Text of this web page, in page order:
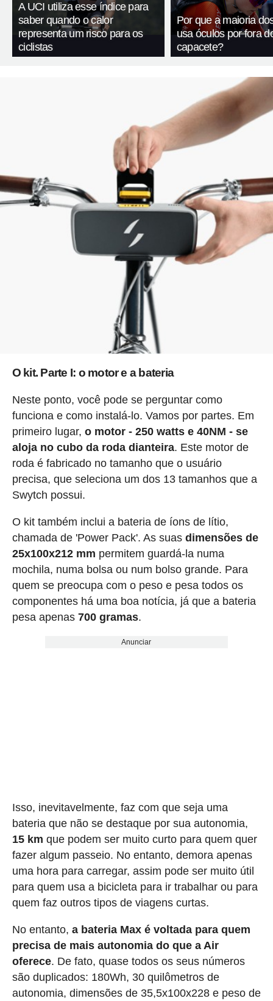
A UCI utiliza esse índice para
saber quando o calor
representa um risco para os
ciclistas
Por que a maioria
usa óculos por fora
capacete?
O kit. Parte I: o motor e a bateria
Neste ponto, você pode se perguntar como
funciona e como instalá-lo. Vamos por partes. Em
primeiro lugar, o motor - 250 watts e 40NM - se
aloja no cubo da roda dianteira. Este motor de
roda é fabricado no tamanho que o usuário
precisa, que seleciona um dos 13 tamanhos que a
Swytch possui.
O kit também inclui a bateria de íons de lítio,
chamada de 'Power Pack'. As suas dimensões de
25x100x212 mm permitem guardá-la numa
mochila, numa bolsa ou num bolso grande. Para
quem se preocupa com o peso e pesa todos os
componentes há uma boa notícia, já que a bateria
pesa apenas 700 gramas.
Anunciar
Isso, inevitavelmente, faz com que seja uma
bateria que não se destaque por sua autonomia,
15 km que podem ser muito curto para quem quer
fazer algum passeio. No entanto, demora apenas
uma hora para carregar, assim pode ser muito útil
para quem usa a bicicleta para ir trabalhar ou para
quem faz outros tipos de viagens curtas.
No entanto, a bateria Max é voltada para quem
precisa de mais autonomia do que a Air
oferece. De fato, quase todos os seus números
são duplicados: 180Wh, 30 quilômetros de
autonomia, dimensões de 35,5x100x228 e peso de